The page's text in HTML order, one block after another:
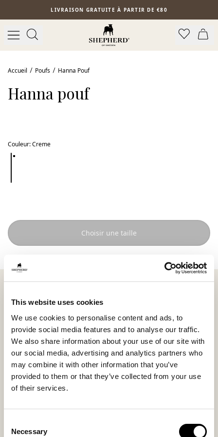
This website uses cookies
We use cookies to personalise content and ads, to
provide social media features and to analyse our traffic.
We also share information about your use of our site with
our social media, advertising and analytics partners who
may combine it with other information that you’ve
provided to them or that they’ve collected from your use
of their services.
Selection
Necessary
Aller au contenu principalLIVRAISON GRATUITE À PARTIR DE €80
Accueil Poufs Hanna Pouf
Hanna pouf
Couleur:Creme
Choisir une taille
douce qui apporte calme et chaleur dans votre
servir naturellement de siège ou de repose-pieds pour
créer un coin tranquille, près du canapé ou dans la
chambre à coucher.
Le rembourrage souple épouse le corps et offre une
assise confortable qui invite à la détente. La texture
naturelle de la laine confère au pouf un aspect vivant
fermeture éclair dissimulée sur la partie inférieure. La